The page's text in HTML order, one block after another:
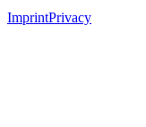
ImprintPrivacy